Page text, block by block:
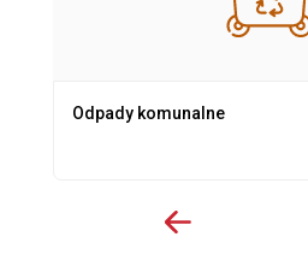
Odpady komunalne